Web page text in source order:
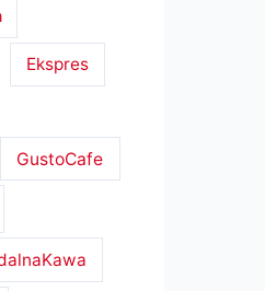
Ekspres
GustoCafe